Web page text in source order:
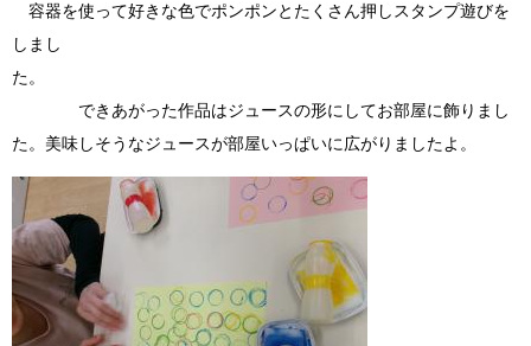
容器を使って好きな色でポンポンとたくさん押しスタンプ遊びを
しまし
た。
できあがった作品はジュースの形にしてお部屋に飾りまし
た。美味しそうなジュースが部屋いっぱいに広がりましたよ。